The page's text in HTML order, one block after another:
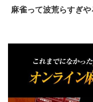
麻雀って波荒らすぎや